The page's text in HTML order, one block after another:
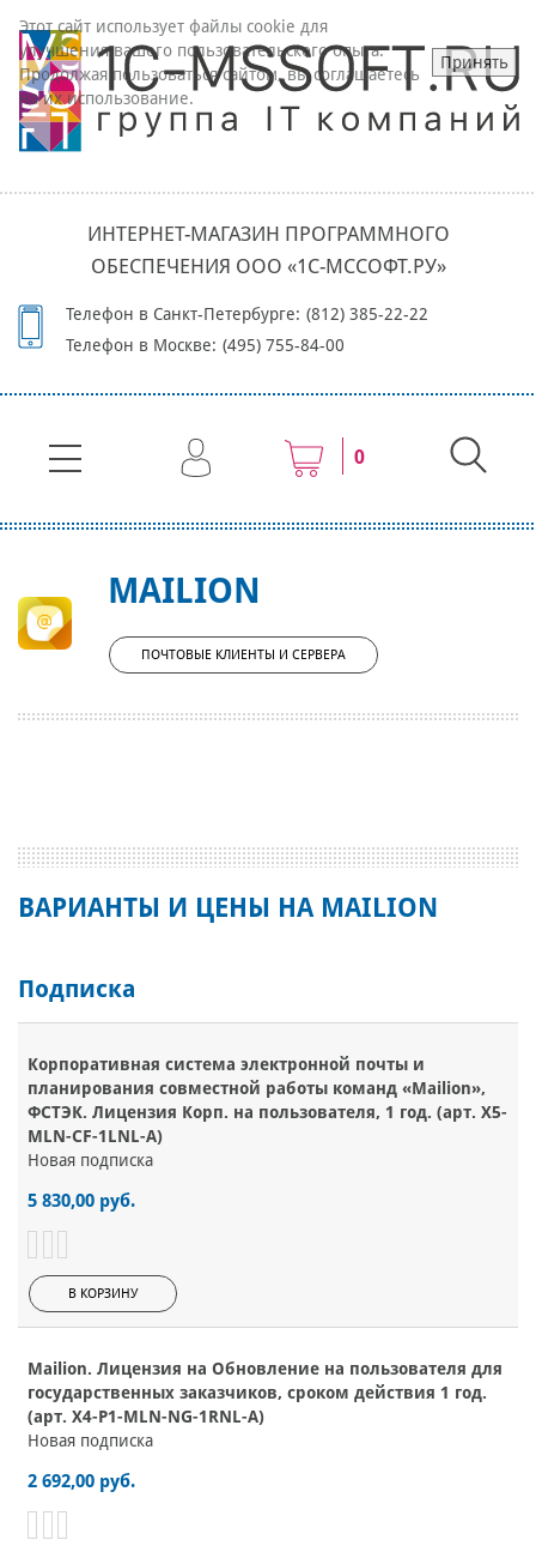
ИНТЕРНЕТ-МАГАЗИН ПРОГРАММНОГО
ОБЕСПЕЧЕНИЯ ООО «1С-МССОФТ.РУ»
Телефон в Санкт-Петербурге: (812) 385-22-22
Телефон в Москве: (495) 755-84-00
0
MAILION
ПОЧТОВЫЕ КЛИЕНТЫ И СЕРВЕРА
ВАРИАНТЫ И ЦЕНЫ НА MAILION
Подписка
Корпоративная система электронной почты и
планирования совместной работы команд «Mailion»,
ФСТЭК. Лицензия Корп. на пользователя, 1 год. (арт. X5-
MLN-CF-1LNL-A)
Новая подписка
5 830,00 руб.
В КОРЗИНУ
Mailion. Лицензия на Обновление на пользователя для
государственных заказчиков, сроком действия 1 год.
(арт. X4-P1-MLN-NG-1RNL-A)
Новая подписка
2 692,00 руб.
Этот сайт использует файлы cookie для
улучшения вашего пользовательского опыта.
Продолжая пользоваться сайтом, вы соглашаетесь
на их использование.
Принять